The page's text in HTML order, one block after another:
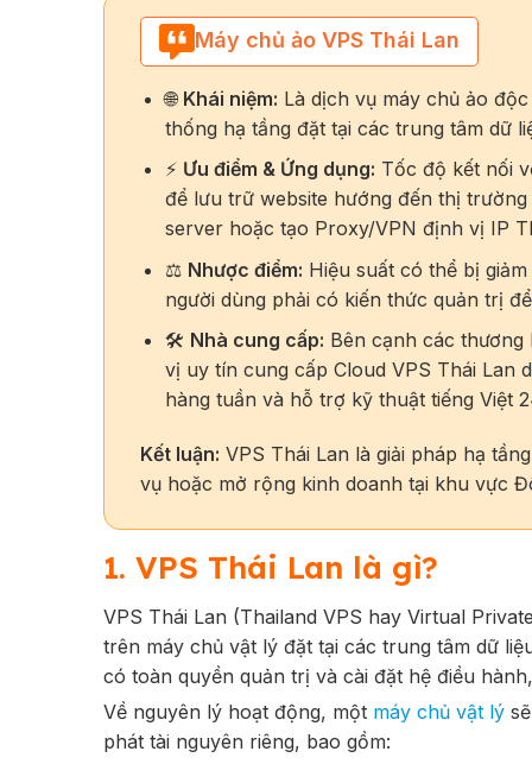
Máy chủ ảo VPS Thái Lan
🌐 Khái niệm: Là dịch vụ máy chủ ảo
thống hạ tầng đặt tại các trung tâm dữ
⚡ Ưu điểm & Ứng dụng: Tốc độ kết nối
để lưu trữ website hướng đến thị
server hoặc tạo Proxy/VPN định vị IP
⚖️ Nhược điểm: Hiệu suất có thể bị
người dùng phải có kiến thức quản trị
🛠️ Nhà cung cấp: Bên cạnh các
vị uy tín cung cấp Cloud VPS Thái Lan
hàng tuần và hỗ trợ kỹ thuật tiếng Việt
Kết luận: VPS Thái Lan là giải pháp hạ
vụ hoặc mở rộng kinh doanh tại khu vực
1. VPS Thái Lan là gì?
VPS Thái Lan (Thailand VPS hay Virtual
trên máy chủ vật lý đặt tại các trung tâm dữ
có toàn quyền quản trị và cài đặt hệ điều
Về nguyên lý hoạt động, một máy chủ vật lý
phát tài nguyên riêng, bao gồm: